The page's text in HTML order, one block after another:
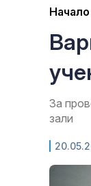
Начало
За
зали